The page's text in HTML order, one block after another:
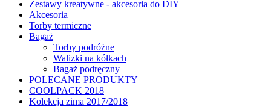
Zestawy kreatywne - akcesoria do DIY
Akcesoria
Torby termiczne
Bagaż
Torby podróżne
Walizki na kółkach
Bagaż podręczny
POLECANE PRODUKTY
COOLPACK 2018
Kolekcja zima 2017/2018